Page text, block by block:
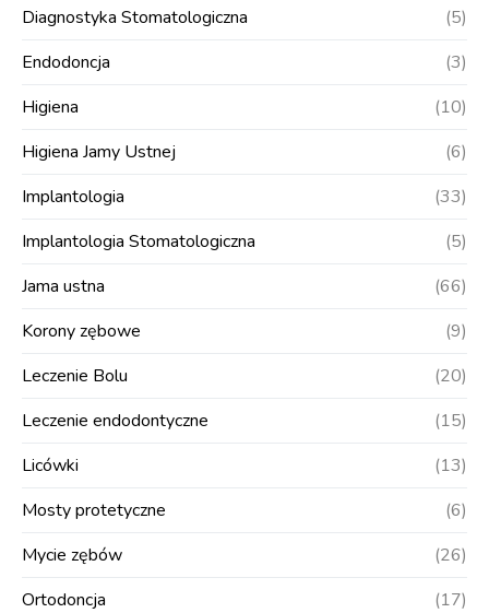
Diagnostyka Stomatologiczna
(5)
Endodoncja
(3)
Higiena
(10)
Higiena Jamy Ustnej
(6)
Implantologia
(33)
Implantologia Stomatologiczna
(5)
Jama ustna
(66)
Korony zębowe
(9)
Leczenie Bolu
(20)
Leczenie endodontyczne
(15)
Licówki
(13)
Mosty protetyczne
(6)
Mycie zębów
(26)
Ortodoncja
(17)